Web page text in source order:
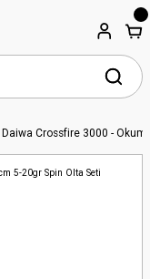
Daiwa Crossfire 3000 -